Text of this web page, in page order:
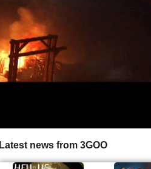
Latest news from 3GOO